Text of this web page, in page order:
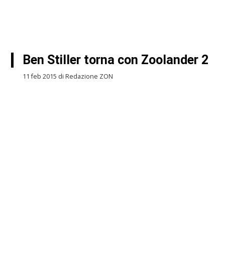
Ben Stiller torna con Zoolander 2
11 feb 2015 di Redazione ZON